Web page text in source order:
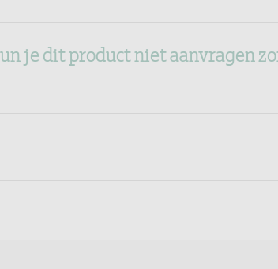
je dit product niet aanvragen